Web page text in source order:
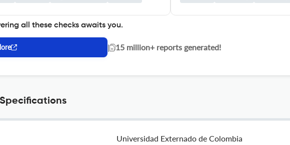
all these checks awaits you.
| 15 million+ reports generated!
Universidad Externado de Colombia